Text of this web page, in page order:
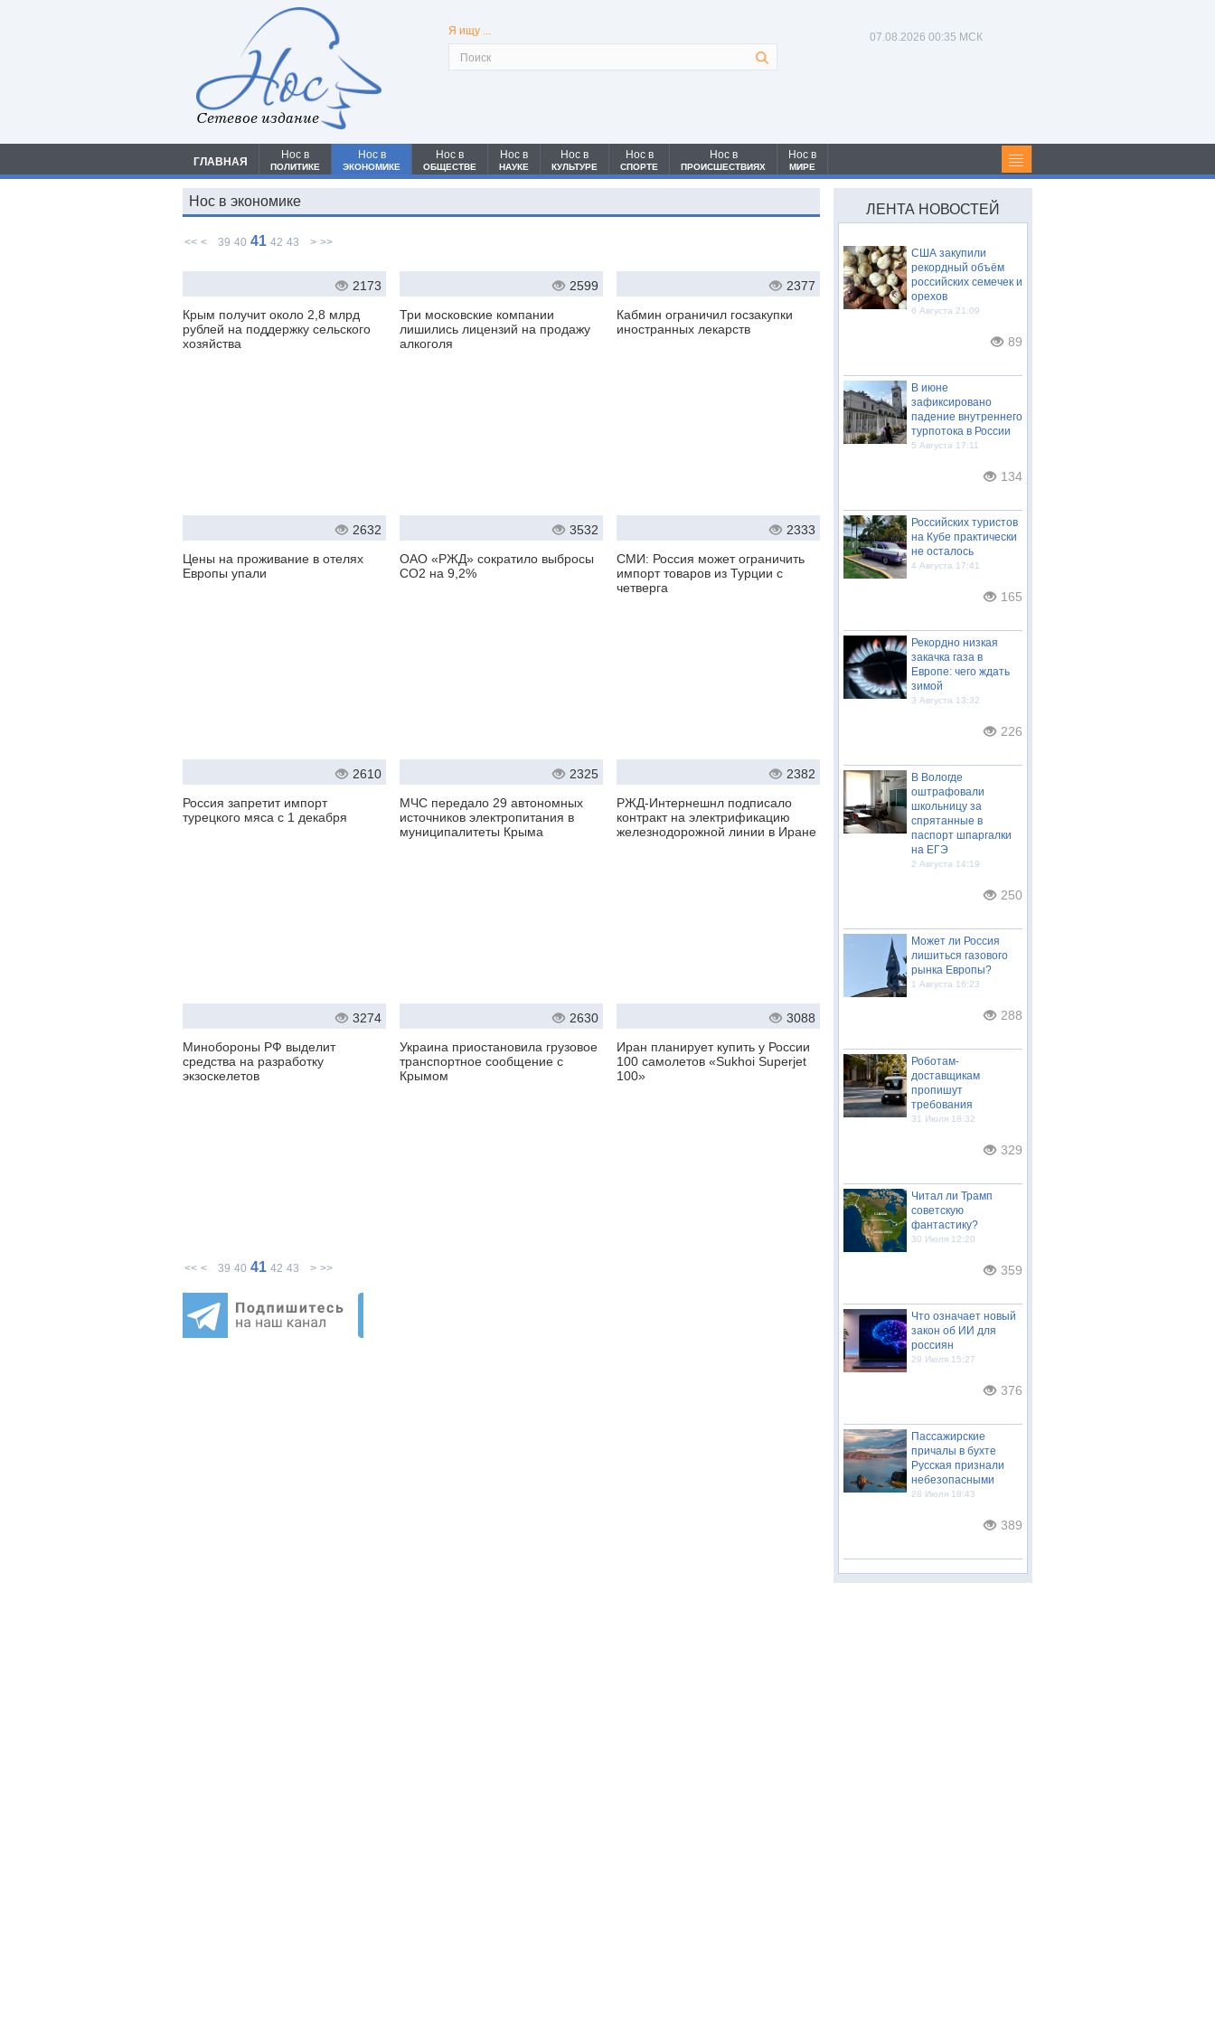
Сетевое издание
Я ищу ... 07.08.2026 00:35 МСК
ГЛАВНАЯ
Нос в
ПОЛИТИКЕ
Нос в
ЭКОНОМИКЕ
Нос в
ОБЩЕСТВЕ
Нос в
НАУКЕ
Нос в
КУЛЬТУРЕ
Нос в
СПОРТЕ
Нос в
ПРОИСШЕСТВИЯХ
Нос в
МИРЕ
Нос в экономике
<< < 39 40 41 42 43 > >>
2173
Крым получит около 2,8 млрд
рублей на поддержку сельского
хозяйства
2599
Три московские компании
лишились лицензий на продажу
алкоголя
2377
Кабмин ограничил госзакупки
иностранных лекарств
2632
Цены на проживание в отелях
Европы упали
3532
ОАО «РЖД» сократило выбросы
СО2 на 9,2%
2333
СМИ: Россия может ограничить
импорт товаров из Турции с
четверга
2610
Россия запретит импорт
турецкого мяса с 1 декабря
2325
МЧС передало 29 автономных
источников электропитания в
муниципалитеты Крыма
2382
РЖД-Интернешнл подписало
контракт на электрификацию
железнодорожной линии в Иране
3274
Минобороны РФ выделит
средства на разработку
экзоскелетов
2630
Украина приостановила грузовое
транспортное сообщение с
Крымом
3088
Иран планирует купить у России
100 самолетов «Sukhoi Superjet
100»
<< < 39 40 41 42 43 > >>
ЛЕНТА НОВОСТЕЙ
США закупили
рекордный объём
российских семечек и
орехов
6 Августа 21:09
89
В июне
зафиксировано
падение внутреннего
турпотока в России
5 Августа 17:11
134
Российских туристов
на Кубе практически
не осталось
4 Августа 17:41
165
Рекордно низкая
закачка газа в
Европе: чего ждать
зимой
3 Августа 13:32
226
В Вологде
оштрафовали
школьницу за
спрятанные в
паспорт шпаргалки
на ЕГЭ
2 Августа 14:19
250
Может ли Россия
лишиться газового
рынка Европы?
1 Августа 16:23
288
Роботам-
доставщикам
пропишут
требования
31 Июля 18:32
329
Читал ли Трамп
советскую
фантастику?
30 Июля 12:20
359
Что означает новый
закон об ИИ для
россиян
29 Июля 15:27
376
Пассажирские
причалы в бухте
Русская признали
небезопасными
28 Июля 18:43
389